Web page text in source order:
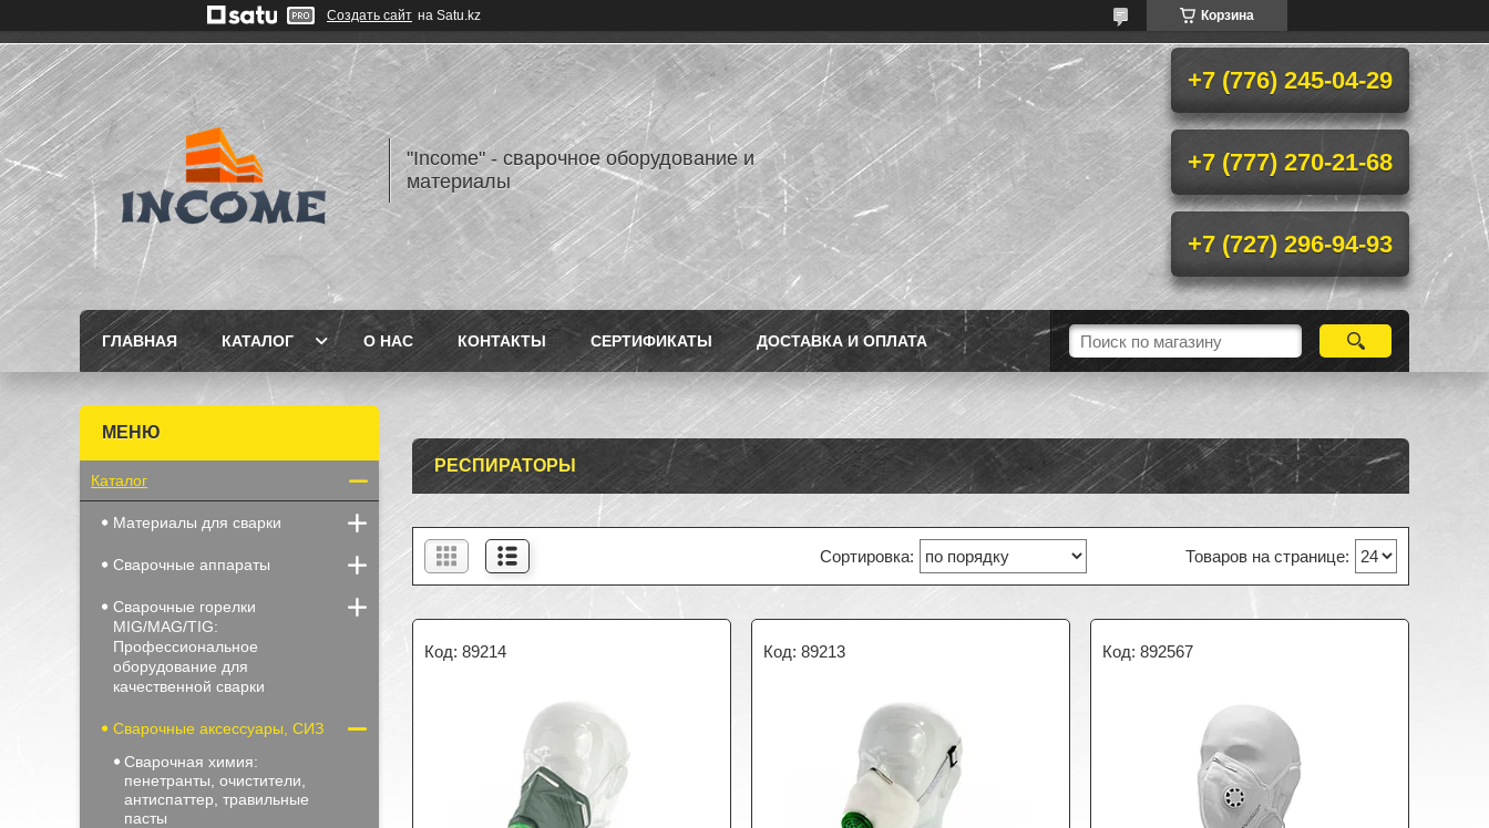
Создать сайт на Satu.kz Корзина
"Income" - сварочное оборудование и
материалы
+7 (776) 245-04-29
+7 (777) 270-21-68
+7 (727) 296-94-93
ГЛАВНАЯ КАТАЛОГ О НАС КОНТАКТЫ СЕРТИФИКАТЫ ДОСТАВКА И ОПЛАТА
РЕСПИРАТОРЫ
89214 89213 892567
Каталог
Материалы для сварки
Сварочные аппараты
Сварочные горелки
MIG/MAG/TIG:
Профессиональное
оборудование для
качественной сварки
Сварочные аксессуары, СИЗ
Сварочная химия:
пенетранты, очистители,
антиспаттер, травильные
пасты